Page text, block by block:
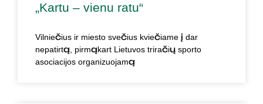
„Kartu – vienu ratu“
Vilniečius ir miesto svečius kviečiame į dar
nepatirtą, pirmąkart Lietuvos triračių sporto
asociacijos organizuojamą